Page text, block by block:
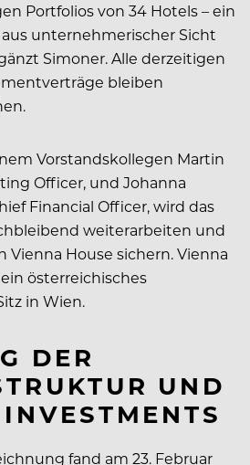
Portfolios von 34 Hotels – ein
unternehmerischer Sicht
Simoner. Alle derzeitigen
bleiben
Vorstandskollegen Martin
Officer, und Johanna
Financial Officer, wird das
weiterarbeiten und
House sichern. Vienna
österreichisches
in Wien.
DER
UND
fand am 23. Februar